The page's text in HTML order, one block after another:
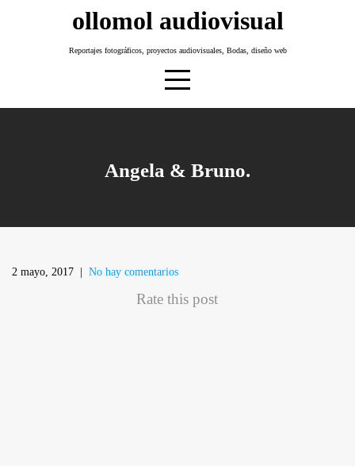
ollomol audiovisual
Reportajes fotográficos, proyectos audiovisuales, Bodas, diseño web
Angela & Bruno.
2 mayo, 2017 No hay comentarios
Rate this post